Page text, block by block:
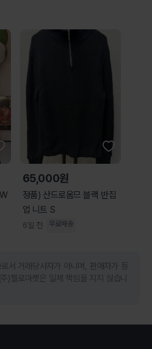
65,000원
정품) 산드로옴므 블랙 반집
업 니트 S
6일 전 무료배송
서 거래당사자가 아니며, 판매자가 등
)헬로마켓은 일체 책임을 지지 않습니